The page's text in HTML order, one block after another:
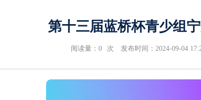
第十三届蓝桥杯青少组
阅读量： 0 次 发布时间：2024-09-04